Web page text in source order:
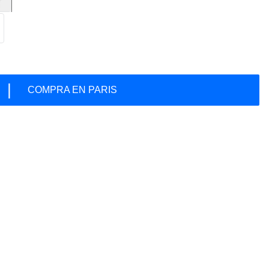
| COMPRA EN PARIS